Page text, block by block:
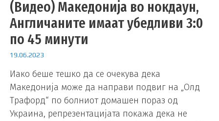
(Видео) Македонија во нокдаун,
Англичаните имаат убедливи 3:0
по 45 минути
19.06.2023
Иако беше тешко да се очекува дека
Македонија може да направи подвиг на „Олд
Трафорд“ по болниот домашен пораз од
Украина, репрезентацијата покажа дека не